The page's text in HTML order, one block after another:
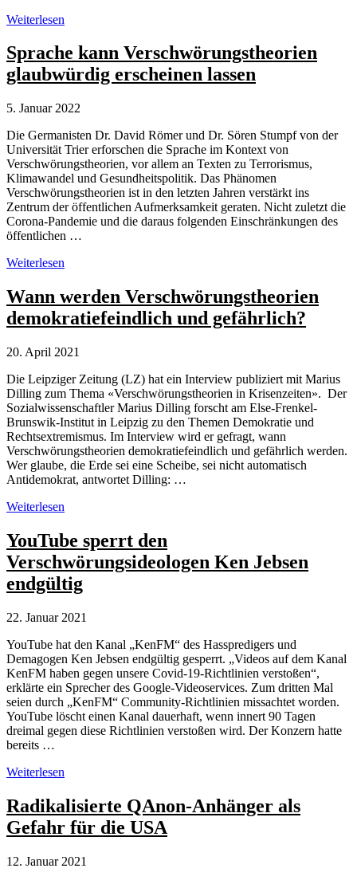
Verschwörungsideologe
Janich:
Bewährungsstrafe
für
Weiterlesen
Sprache kann Verschwörungstheorien
glaubwürdig erscheinen lassen
5. Januar 2022
Die Germanisten Dr. David Römer und Dr. Sören Stumpf von der
Universität Trier erforschen die Sprache im Kontext von
Verschwörungstheorien, vor allem an Texten zu Terrorismus,
Klimawandel und Gesundheitspolitik. Das Phänomen
Verschwörungstheorien ist in den letzten Jahren verstärkt ins
Zentrum der öffentlichen Aufmerksamkeit geraten. Nicht zuletzt die
Corona-Pandemie und die daraus folgenden Einschränkungen des
öffentlichen …
Sprache
Verschwörungstheorien
glaubwürdig
erscheinen
Weiterlesen
Wann werden Verschwörungstheorien
demokratiefeindlich und gefährlich?
20. April 2021
Die Leipziger Zeitung (LZ) hat ein Interview publiziert mit Marius
Dilling zum Thema «Verschwörungstheorien in Krisenzeiten». Der
Sozialwissenschaftler Marius Dilling forscht am Else-Frenkel-
Brunswik-Institut in Leipzig zu den Themen Demokratie und
Rechtsextremismus. Im Interview wird er gefragt, wann
Verschwörungstheorien demokratiefeindlich und gefährlich werden.
Wer glaube, die Erde sei eine Scheibe, sei nicht automatisch
Antidemokrat, antwortet Dilling: …
Wann
Verschwörungstheorien
demokratiefeindlich
und
gefährlich?
Weiterlesen
YouTube sperrt den
Verschwörungsideologen Ken Jebsen
endgültig
22. Januar 2021
YouTube hat den Kanal „KenFM“ des Hasspredigers und
Demagogen Ken Jebsen endgültig gesperrt. „Videos auf dem Kanal
KenFM haben gegen unsere Covid-19-Richtlinien verstoßen“,
erklärte ein Sprecher des Google-Videoservices. Zum dritten Mal
seien durch „KenFM“ Community-Richtlinien missachtet worden.
YouTube löscht einen Kanal dauerhaft, wenn innert 90 Tagen
dreimal gegen diese Richtlinien verstoßen wird. Der Konzern hatte
bereits …
YouTube
den
Verschwörungsideologen
Ken
endgültig
Weiterlesen
Radikalisierte QAnon-Anhänger als
Gefahr für die USA
12. Januar 2021